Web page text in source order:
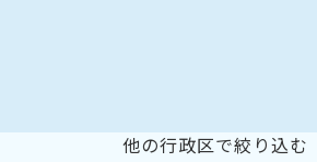
他の行政区で絞り込む